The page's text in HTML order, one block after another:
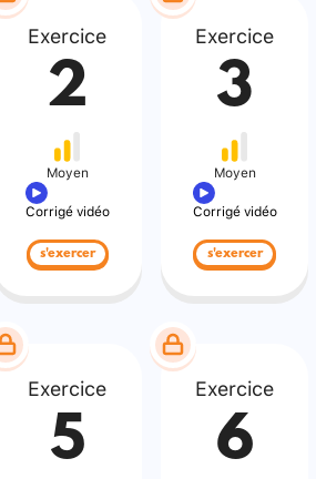
Exercice
2
Moyen
Corrigé vidéo
s'exercer
Exercice
3
Moyen
Corrigé vidéo
s'exercer
Exercice
5
Exercice
6